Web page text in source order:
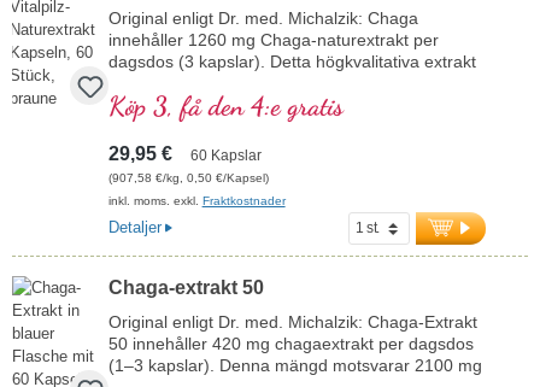
Original enligt Dr. med. Michalzik: Chaga
innehåller 1260 mg Chaga-naturextrakt per
dagsdos (3 kapslar). Detta högkvalitativa extrakt
tillsatser. Förseglingen är aluminiumfri.
mer information om Chaga
Köp 3, få den 4:e gratis
29,95 € 60 Kapslar
(907,58 €/kg, 0,50 €/Kapsel)
inkl. moms. exkl. Fraktkostnader
Detaljer
Chaga-extrakt 50
Original enligt Dr. med. Michalzik: Chaga-Extrakt
50 innehåller 420 mg chagaextrakt per dagsdos
(1–3 kapslar). Denna mängd motsvarar 2100 mg